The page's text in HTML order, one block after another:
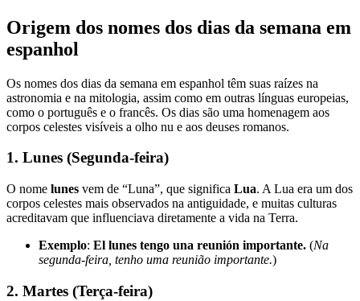
Origem dos nomes dos dias da semana em
espanhol
Os nomes dos dias da semana em espanhol têm suas raízes na
astronomia e na mitologia, assim como em outras línguas europeias,
como o português e o francês. Os dias são uma homenagem aos
corpos celestes visíveis a olho nu e aos deuses romanos.
1. Lunes (Segunda-feira)
O nome lunes vem de “Luna”, que significa Lua. A Lua era um dos
corpos celestes mais observados na antiguidade, e muitas culturas
acreditavam que influenciava diretamente a vida na Terra.
Exemplo: El lunes tengo una reunión importante. (Na
segunda-feira, tenho uma reunião importante.)
2. Martes (Terça-feira)